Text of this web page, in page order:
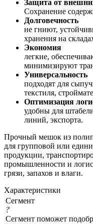
Защита от
Сохранение
Долговечность
не гниют,
хранения на
Экономия
легкие,
минимизируют
Универсальность
подходят для
текстиля,
Оптимизация
удобны для
линий, экспорта.
Прочный мешок из
для групповой или
продукции,
промышленности и
грязи, запахов и влаги.
Характеристики
Сегмент
?
Сегмент поможет